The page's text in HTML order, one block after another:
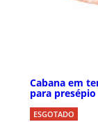
Cabana em
para
ESGOTADO